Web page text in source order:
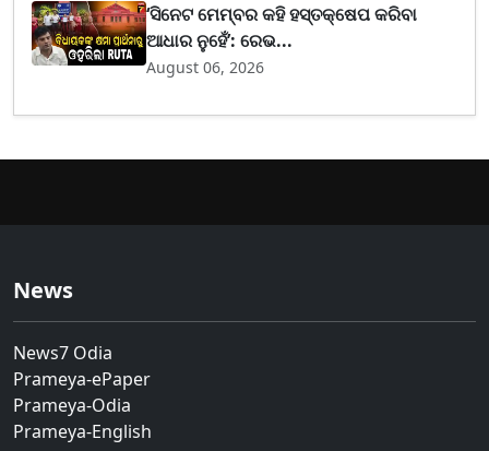
‘ସିନେଟ ମେମ୍ବର କହି ହସ୍ତକ୍ଷେପ କରିବା
ଆଧାର ନୁହେଁ’: ରେଭ...
August 06, 2026
News
News7 Odia
Prameya-ePaper
Prameya-Odia
Prameya-English